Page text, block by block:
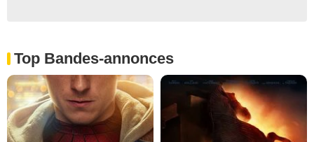
Top Bandes-annonces